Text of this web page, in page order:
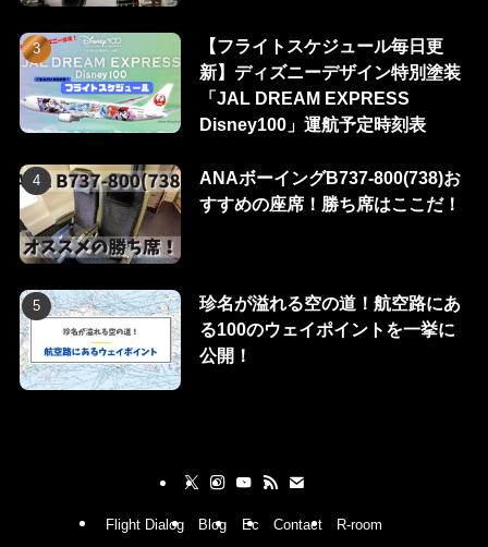
【フライトスケジュール毎日更
新】ディズニーデザイン特別塗装
「JAL DREAM EXPRESS
Disney100」運航予定時刻表
ANAボーイングB737-800(738)お
すすめの座席！勝ち席はここだ！
珍名が溢れる空の道！航空路にあ
る100のウェイポイントを一挙に
公開！
Flight Dialog Blog Ec Contact R-room